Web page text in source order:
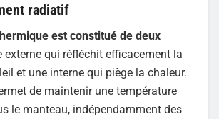
radiatif
est constitué de deux
externe qui réfléchit efficacement la
et une interne qui piège la chaleur.
de maintenir une température
le manteau, indépendamment des